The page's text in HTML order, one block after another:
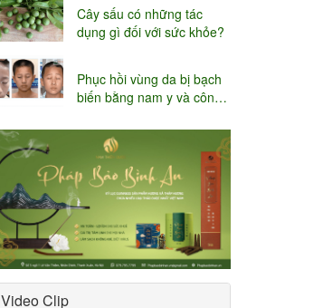
Cây sấu có những tác
dụng gì đối với sức khỏe?
Phục hồi vùng da bị bạch
biến bằng nam y và công
Video Clip